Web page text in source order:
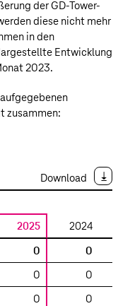
der GD-Tower-
diese nicht mehr
in den
Entwicklung
2023.
zusammen:
Download
2025 2024
0
0
0 0
0
0